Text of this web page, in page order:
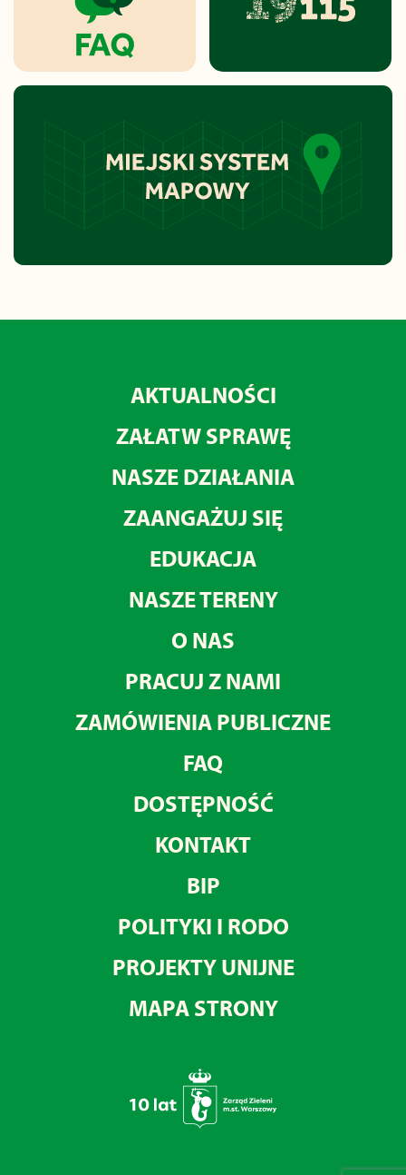
AKTUALNOŚCI
ZAŁATW SPRAWĘ
NASZE DZIAŁANIA
ZAANGAŻUJ SIĘ
EDUKACJA
NASZE TERENY
O NAS
PRACUJ Z NAMI
ZAMÓWIENIA PUBLICZNE
FAQ
DOSTĘPNOŚĆ
KONTAKT
BIP
POLITYKI I RODO
PROJEKTY UNIJNE
MAPA STRONY